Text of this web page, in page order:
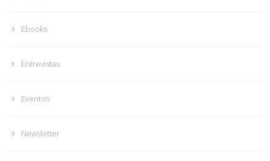
Ebooks
Entrevistas
Eventos
Newsletter